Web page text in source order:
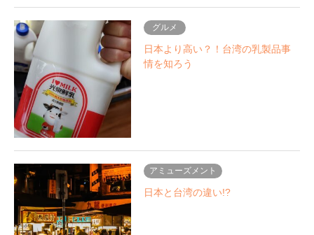
グルメ
日本より高い？！台湾の乳製品事
情を知ろう
アミューズメント
日本と台湾の違い!?